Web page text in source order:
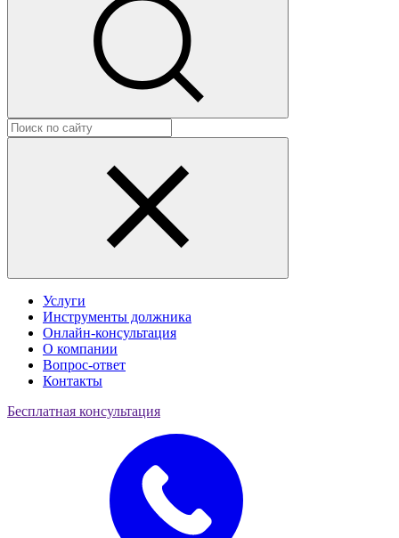
Услуги
Инструменты должника
Онлайн-консультация
О компании
Вопрос-ответ
Контакты
Бесплатная консультация